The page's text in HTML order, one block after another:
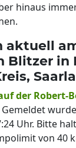
hinaus
aktuell
Blitzer in
der Robert-
Gemeldet
Uhr. Bitte
von 40